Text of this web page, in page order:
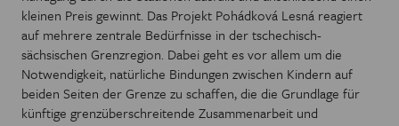
kleinen Preis gewinnt. Das Projekt Pohádková Lesná reagiert
auf mehrere zentrale Bedürfnisse in der tschechisch-
sächsischen Grenzregion. Dabei geht es vor allem um die
Notwendigkeit, natürliche Bindungen zwischen Kindern auf
beiden Seiten der Grenze zu schaffen, die die Grundlage für
künftige grenzüberschreitende Zusammenarbeit und